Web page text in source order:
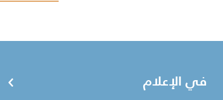
في الإعلام